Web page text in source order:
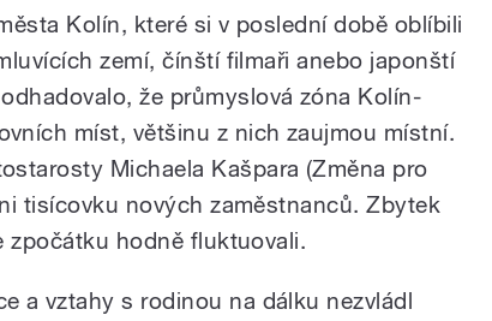
Kolín, které si v poslední době oblíbili
zemí, čínští filmaři anebo japonští
že průmyslová zóna Kolín-
míst, většinu z nich zaujmou místní.
Michaela Kašpara (Změna pro
tisícovku nových zaměstnanců. Zbytek
zpočátku hodně fluktuovali.
a vztahy s rodinou na dálku nezvládl